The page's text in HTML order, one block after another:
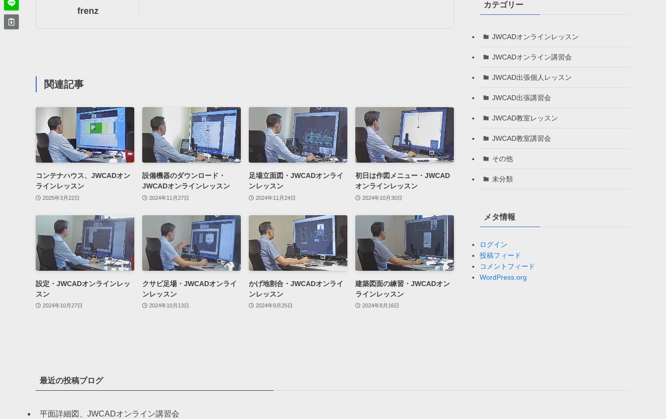
frenz
関連記事
コンテナハウス、JWCADオン
ラインレッスン
2025年3月22日
設備機器のダウンロード・
JWCADオンラインレッスン
2024年11月27日
足場立面図・JWCADオンライ
ンレッスン
2024年11月24日
初日は作図メニュー・JWCAD
オンラインレッスン
2024年10月30日
設定・JWCADオンラインレッ
スン
2024年10月27日
クサビ足場・JWCADオンライ
ンレッスン
2024年10月13日
かげ地割合・JWCADオンライ
ンレッスン
2024年9月25日
建築図面の練習・JWCADオン
ラインレッスン
2024年8月16日
カテゴリー
JWCADオンラインレッスン
JWCADオンライン講習会
JWCAD出張個人レッスン
JWCAD出張講習会
JWCAD教室レッスン
JWCAD教室講習会
その他
未分類
メタ情報
ログイン
投稿フィード
コメントフィード
WordPress.org
最近の投稿ブログ
平面詳細図、JWCADオンライン講習会